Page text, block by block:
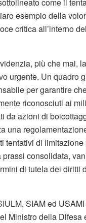
esempio della
critica all’interno
più che mai,
urgente. Un quadro
per garantire
riconosciuti ai
da azioni di
una
tentativi di
prassi consolidata,
di tutela dei diritti
SIAM ed
Ministro della Difesa